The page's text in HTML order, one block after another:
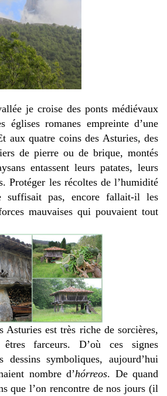
je croise des ponts médiévaux
églises romanes empreinte d’une
aux quatre coins des Asturies, des
de pierre ou de brique, montés
entassent leurs patates, leurs
Protéger les récoltes de l’humidité
suffisait pas, encore fallait-il les
mauvaises qui pouvaient tout
Asturies est très riche de sorcières,
farceurs. D’où ces signes
dessins symboliques, aujourd’hui
nombre d’hórreos. De quand
que l’on rencontre de nos jours (il